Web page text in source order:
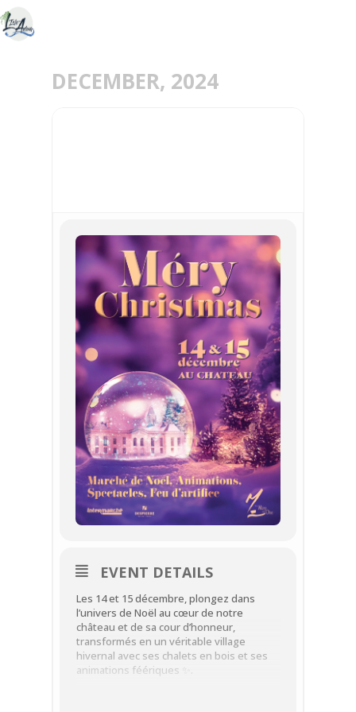
DECEMBER, 2024
EVENT DETAILS
Les 14 et 15 décembre, plongez dans
l’univers de Noël au cœur de notre
château et de sa cour d’honneur,
transformés en un véritable village
hivernal avec ses chalets en bois et ses
animations féériques ✨.